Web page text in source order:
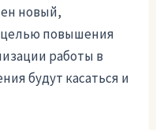
новый,
повышения
работы в
будут касаться и